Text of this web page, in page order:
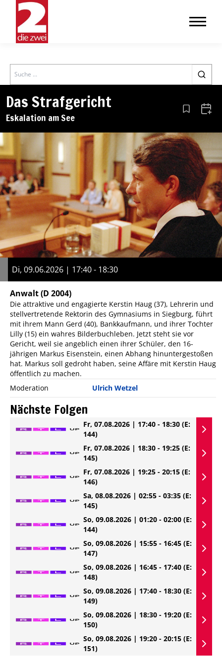
Search
Das Strafgericht
Eskalation am See Aus den
Di, 09.06.2026 | 17:40 - 18:30
Anwalt(D 2004)
Die attraktive und engagierte Kerstin Haug (37), Lehrerin und
stellvertretende Rektorin des Gymnasiums in Siegburg, führt
mit ihrem Mann Gerd (40), Bankkaufmann, und ihrer Tochter
Lilly (15) ein wahres Bilderbuchleben. Jetzt steht sie vor
Gericht, weil sie angeblich einen ihrer Schüler, den 16-
jährigen Markus Eisenstein, einen Abhang hinuntergestoßen
hat. Markus soll gedroht haben, seine Affäre mit Kerstin Haug
öffentlich zu machen.
Moderation
Ulrich Wetzel
Nächste Folgen
Fr, 07.08.2026 | 17:40 - 18:30 (E:
144)
Fr, 07.08.2026 | 18:30 - 19:25 (E:
145)
Fr, 07.08.2026 | 19:25 - 20:15 (E:
146)
Sa, 08.08.2026 | 02:55 - 03:35 (E:
145)
So, 09.08.2026 | 01:20 - 02:00 (E:
144)
So, 09.08.2026 | 15:55 - 16:45 (E:
147)
So, 09.08.2026 | 16:45 - 17:40 (E:
148)
So, 09.08.2026 | 17:40 - 18:30 (E:
149)
So, 09.08.2026 | 18:30 - 19:20 (E:
150)
So, 09.08.2026 | 19:20 - 20:15 (E:
151)